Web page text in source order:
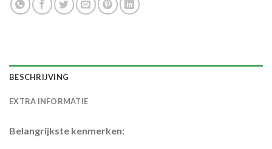
BESCHRIJVING
EXTRA INFORMATIE
Belangrijkste kenmerken: